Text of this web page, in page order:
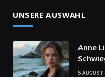
UNSERE AUSWAHL
Anne
5 AUGUST